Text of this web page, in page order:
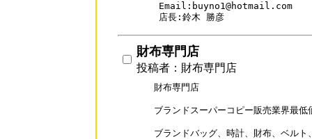
Email:buyno1@hotmail.com
財布専門店
投稿者：財布専門店
財布専門店
ブランドスーパーコピー販売業界最
ブランドバッグ、時計、財布、ベル